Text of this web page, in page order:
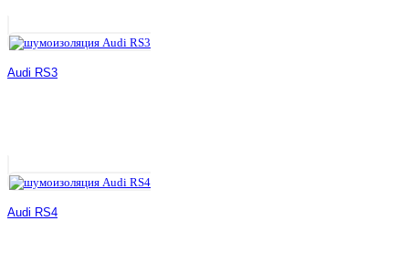
Audi RS3
Audi RS4